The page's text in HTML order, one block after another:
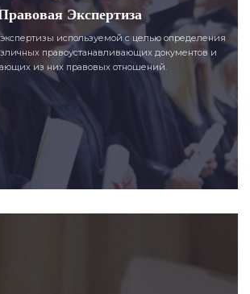
Экспертиза
используемой с целью определения
правоустанавливающих документов и
из них правовых отношений.